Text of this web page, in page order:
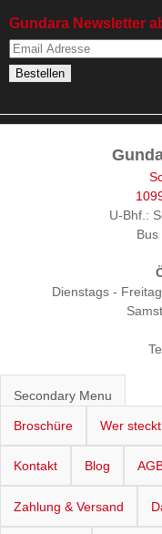
Gundara Newsletter
U-Bhf.:
Bus
Dienstags -
Secondary Menu
Broschüre Wer
Kontakt Blog
Zahlung & Versand